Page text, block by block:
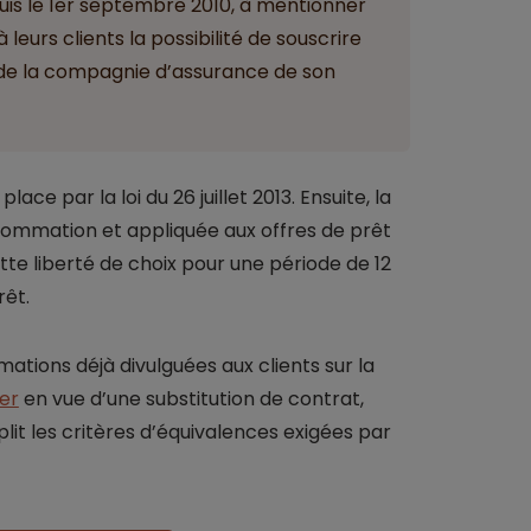
clients la possibilité de souscrire
la compagnie d’assurance de son
par la loi du 26 juillet 2013. Ensuite, la
et appliquée aux offres de prêt
liberté de choix pour une période de 12
déjà divulguées aux clients sur la
en vue d’une substitution de contrat,
les critères d’équivalences exigées par